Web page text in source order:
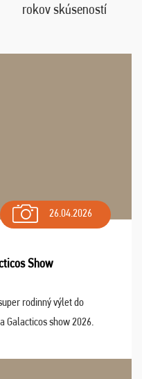
rokov skúseností
26.04.2026
Show
rodinný výlet do
Galacticos show 2026.
Legendia, previe ...